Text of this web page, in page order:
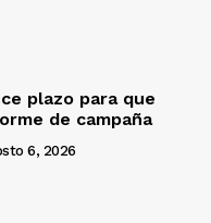
plazo para que
de campaña
6, 2026